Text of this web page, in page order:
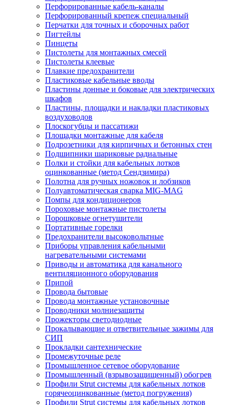
Перфорированные кабель-каналы
Перфорированный крепеж специальный
Перчатки для точных и сборочных работ
Пигтейлы
Пинцеты
Пистолеты для монтажных смесей
Пистолеты клеевые
Плавкие предохранители
Пластиковые кабельные вводы
Пластины донные и боковые для электрических
шкафов
Пластины, площадки и накладки пластиковых
воздуховодов
Плоскогубцы и пассатижи
Площадки монтажные для кабеля
Подрозетники для кирпичных и бетонных стен
Подшипники шариковые радиальные
Полки и стойки для кабельных лотков
оцинкованные (метод Сендзимира)
Полотна для ручных ножовок и лобзиков
Полуавтоматическая сварка MIG-MAG
Помпы для кондиционеров
Пороховые монтажные пистолеты
Порошковые огнетушители
Портативные горелки
Предохранители высоковольтные
Приборы управления кабельными
нагревательными системами
Приводы и автоматика для канального
вентиляционного оборудования
Припой
Провода бытовые
Провода монтажные установочные
Проводники молниезащиты
Прожекторы светодиодные
Прокалывающие и ответвительные зажимы для
СИП
Прокладки сантехнические
Промежуточные реле
Промышленное сетевое оборудование
Промышленный (взрывозащищенный) обогрев
Профили Strut системы для кабельных лотков
горячеоцинкованные (метод погружения)
Профили Strut системы для кабельных лотков